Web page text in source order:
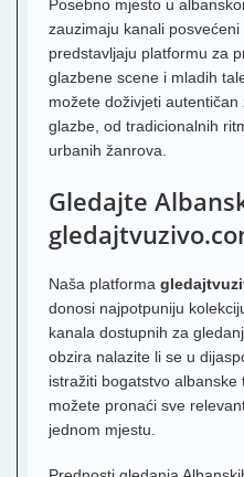
Posebno mjesto u
zauzimaju kanali
predstavljaju platformu za
glazbene scene i mladih
možete doživjeti
glazbe, od tradicionalnih
urbanih žanrova.
Gledajte
Naša platforma
donosi najpotpuniju
kanala dostupnih za
obzira nalazite li se u
istražiti bogatstvo
možete pronaći sve
jednom mjestu.